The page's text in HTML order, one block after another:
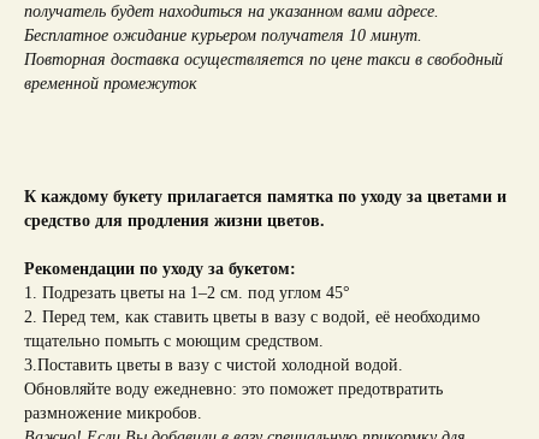
получатель будет находиться на указанном вами адресе.
Бесплатное ожидание курьером получателя 10 минут.
Повторная доставка осуществляется по цене такси в свободный
временной промежуток
К каждому букету прилагается памятка по уходу за цветами и
средство для продления жизни цветов.
Рекомендации по уходу за букетом:
1. Подрезать цветы на 1–2 см. под углом 45°
2. Перед тем, как ставить цветы в вазу с водой, её необходимо
тщательно помыть с моющим средством.
3.Поставить цветы в вазу с чистой холодной водой.
Обновляйте воду ежедневно: это поможет предотвратить
размножение микробов.